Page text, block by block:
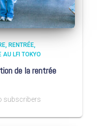
RENTRÉE
AU LFI TOKYO
de la rentrée
subscribers